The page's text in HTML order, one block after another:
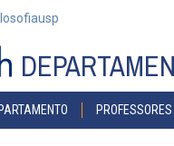
PROFESSORES